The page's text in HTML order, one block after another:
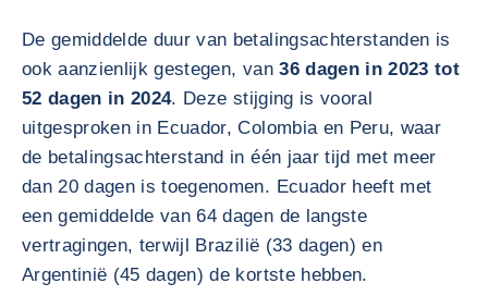
De gemiddelde duur van betalingsachterstanden is
ook aanzienlijk gestegen, van36 dagen in 2023 tot
52 dagen in 2024. Deze stijging is vooral
uitgesproken in Ecuador, Colombia en Peru, waar
de betalingsachterstand in één jaar tijd met meer
dan 20 dagen is toegenomen. Ecuador heeft met
een gemiddelde van 64 dagen de langste
vertragingen, terwijl Brazilië (33 dagen) en
Argentinië (45 dagen) de kortste hebben.